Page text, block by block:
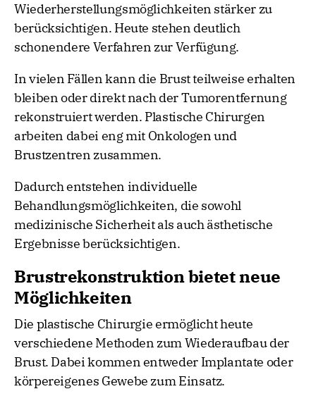
Wiederherstellungsmöglichkeiten stärker zu
berücksichtigen. Heute stehen deutlich
schonendere Verfahren zur Verfügung.
In vielen Fällen kann die Brust teilweise erhalten
bleiben oder direkt nach der Tumorentfernung
rekonstruiert werden. Plastische Chirurgen
arbeiten dabei eng mit Onkologen und
Brustzentren zusammen.
Dadurch entstehen individuelle
Behandlungsmöglichkeiten, die sowohl
medizinische Sicherheit als auch ästhetische
Ergebnisse berücksichtigen.
Brustrekonstruktion bietet neue
Möglichkeiten
Die plastische Chirurgie ermöglicht heute
verschiedene Methoden zum Wiederaufbau der
Brust. Dabei kommen entweder Implantate oder
körpereigenes Gewebe zum Einsatz.